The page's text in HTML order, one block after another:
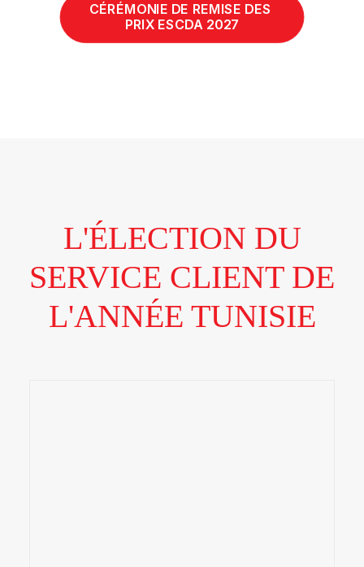
CÉRÉMONIE DE REMISE DES
PRIX ESCDA 2027
L'ÉLECTION DU
SERVICE CLIENT DE
L'ANNÉE TUNISIE